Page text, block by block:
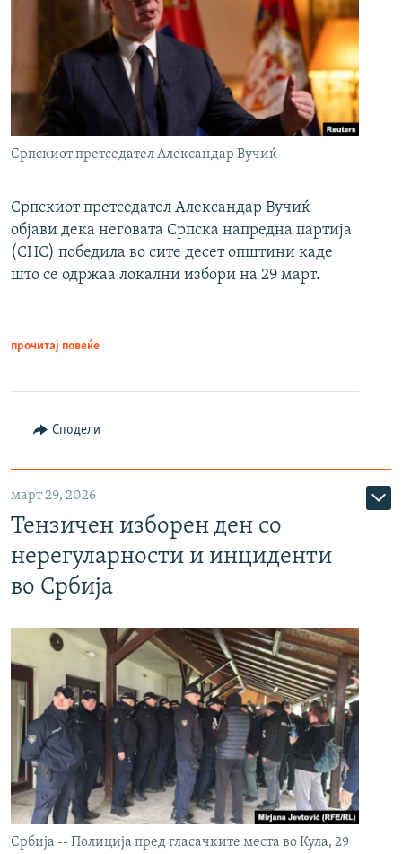
Српскиот претседател Александар Вучиќ
Српскиот претседател Александар Вучиќ
објави дека неговата Српска напредна партија
(СНС) победила во сите десет општини каде
што се одржаа локални избори на 29 март.
прочитај повеќе
Сподели
март 29, 2026
Тензичен изборен ден со
нерегуларности и инциденти
во Србија
Србија -- Полиција пред гласачките места во Кула, 29